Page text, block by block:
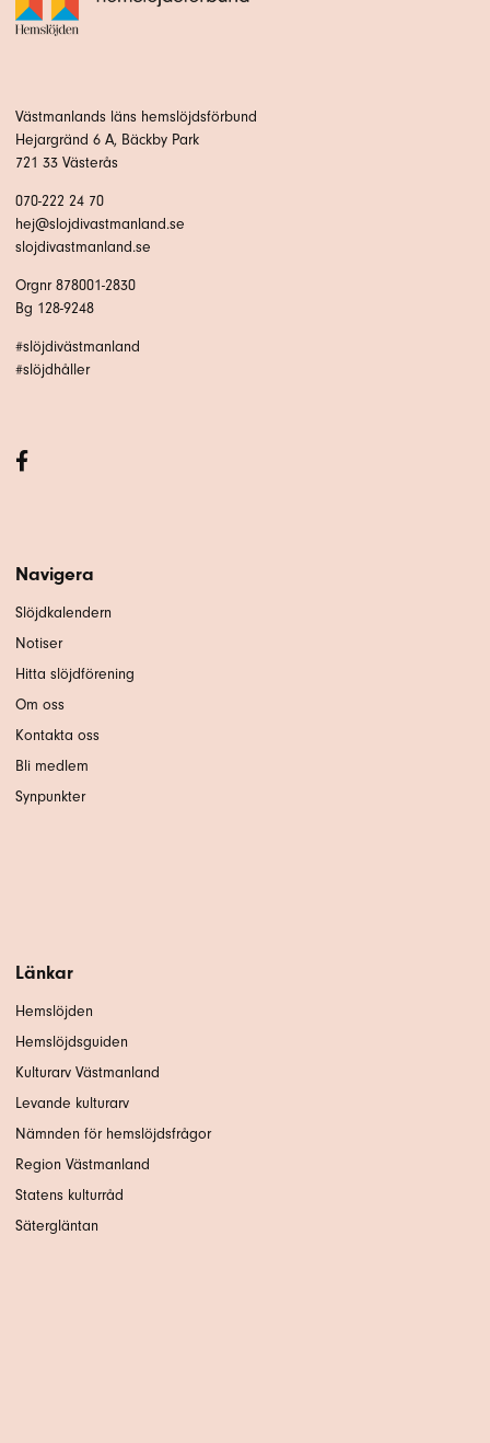
Västmanlands läns hemslöjdsförbund
Hejargränd 6 A, Bäckby Park
721 33 Västerås
070-222 24 70
hej@slojdivastmanland.se
slojdivastmanland.se
Orgnr 878001-2830
Bg 128-9248
#slöjdivästmanland
#slöjdhåller
Navigera
Slöjdkalendern
Notiser
Hitta slöjdförening
Om oss
Kontakta oss
Bli medlem
Synpunkter
Länkar
Hemslöjden
Hemslöjdsguiden
Kulturarv Västmanland
Levande kulturarv
Nämnden för hemslöjdsfrågor
Region Västmanland
Statens kulturråd
Sätergläntan